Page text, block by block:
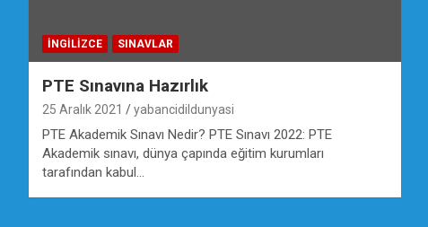
İNGILIZCE SINAVLAR
PTE Sınavına Hazırlık
25 Aralık 2021 yabancidildunyasi
PTE Akademik Sınavı Nedir? PTE Sınavı 2022: PTE
Akademik sınavı, dünya çapında eğitim kurumları
tarafından kabul…